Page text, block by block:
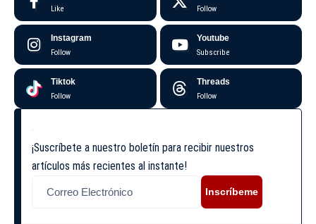
Like Follow
Instagram
Follow
Youtube
Subscribe
Tiktok
Follow
Threads
Follow
¡Suscríbete a nuestro boletín para recibir nuestros
artículos más recientes al instante!
Inscríbeme